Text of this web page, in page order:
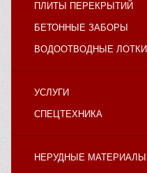
ПЛИТЫ ПЕРЕКРЫТИЙ
БЕТОННЫЕ ЗАБОРЫ
ВОДООТВОДНЫЕ ЛОТКИ
УСЛУГИ
СПЕЦТЕХНИКА
НЕРУДНЫЕ МАТЕРИАЛЫ